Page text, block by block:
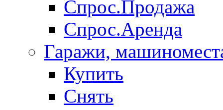
Спрос.Продажа
Спрос.Аренда
Гаражи,
Купить
Снять